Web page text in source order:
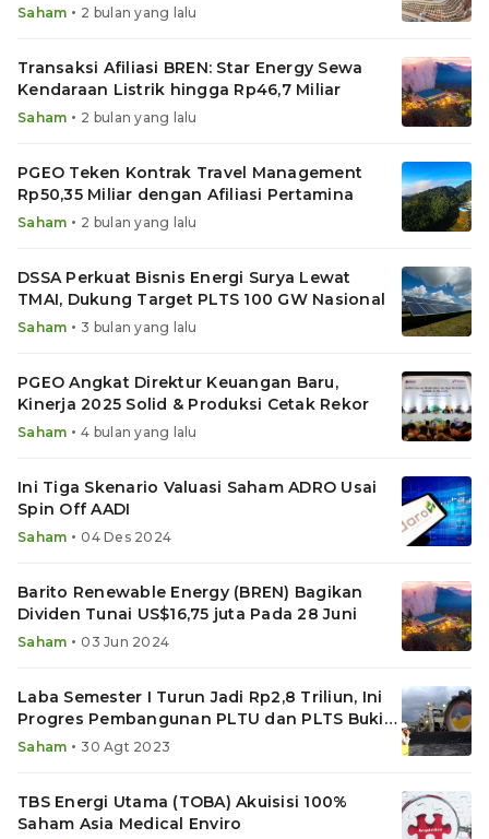
Saham • 2 bulan yang lalu
Transaksi Afiliasi BREN: Star Energy Sewa
Kendaraan Listrik hingga Rp46,7 Miliar
Saham • 2 bulan yang lalu
PGEO Teken Kontrak Travel Management
Rp50,35 Miliar dengan Afiliasi Pertamina
Saham • 2 bulan yang lalu
DSSA Perkuat Bisnis Energi Surya Lewat
TMAI, Dukung Target PLTS 100 GW Nasional
Saham • 3 bulan yang lalu
PGEO Angkat Direktur Keuangan Baru,
Kinerja 2025 Solid & Produksi Cetak Rekor
Saham • 4 bulan yang lalu
Ini Tiga Skenario Valuasi Saham ADRO Usai
Spin Off AADI
Saham • 04 Des 2024
Barito Renewable Energy (BREN) Bagikan
Dividen Tunai US$16,75 juta Pada 28 Juni
Saham • 03 Jun 2024
Laba Semester I Turun Jadi Rp2,8 Triliun, Ini
Progres Pembangunan PLTU dan PLTS Bukit
Asam (PTBA)
Saham • 30 Agt 2023
TBS Energi Utama (TOBA) Akuisisi 100%
Saham Asia Medical Enviro